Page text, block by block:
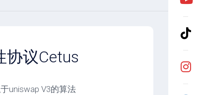
开
佣
协议Cetus
uniswap V3的算法